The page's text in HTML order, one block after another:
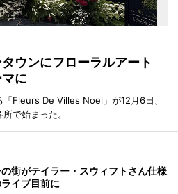
ウンにフローラルアート
に
Fleurs De Villes Noel」が12月6日、
で始まった。
街がテイラー・スウィフトさん仕様
イブ目前に